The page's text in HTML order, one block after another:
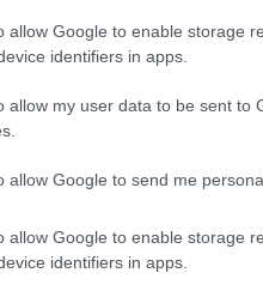
allow Google to enable storage
identifiers in apps.
allow my user data to be sent to
allow Google to send me
allow Google to enable storage
identifiers in apps.
Maa-, metsä- ja
Majoitus- ja